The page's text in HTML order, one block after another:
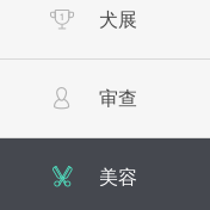
犬展
审查
美容